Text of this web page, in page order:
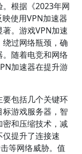
根据《2023年网
使用VPN加速器
。游戏VPN加速
过网络瓶颈，确
随着电竞和网络
加速器在提升游
要包括几个关键环
游戏服务器，智
和压缩技术，减
提升了连接速
等网络威胁。值